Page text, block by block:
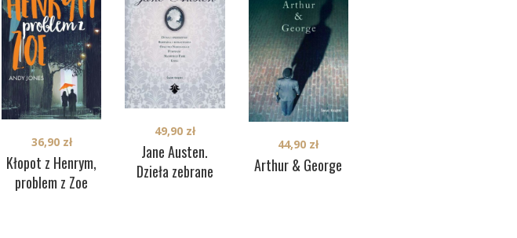
Kłopot z Henrym,
problem z Zoe
36,90 zł
Jane Austen.
Dzieła zebrane
49,90 zł
Arthur & George
44,90 zł